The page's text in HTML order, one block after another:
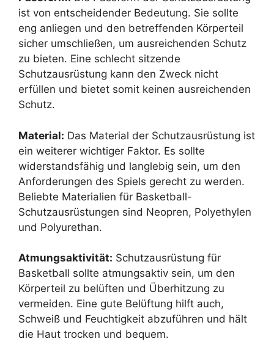
ist von entscheidender Bedeutung. Sie sollte
eng anliegen und den betreffenden Körperteil
sicher umschließen, um ausreichenden Schutz
zu bieten. Eine schlecht sitzende
Schutzausrüstung kann den Zweck nicht
erfüllen und bietet somit keinen ausreichenden
Schutz.
Material: Das Material der Schutzausrüstung ist
ein weiterer wichtiger Faktor. Es sollte
widerstandsfähig und langlebig sein, um den
Anforderungen des Spiels gerecht zu werden.
Beliebte Materialien für Basketball-
Schutzausrüstungen sind Neopren, Polyethylen
und Polyurethan.
Atmungsaktivität: Schutzausrüstung für
Basketball sollte atmungsaktiv sein, um den
Körperteil zu belüften und Überhitzung zu
vermeiden. Eine gute Belüftung hilft auch,
Schweiß und Feuchtigkeit abzuführen und hält
die Haut trocken und bequem.